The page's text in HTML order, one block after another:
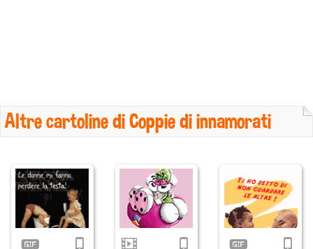
Altre cartoline di Coppie di innamorati